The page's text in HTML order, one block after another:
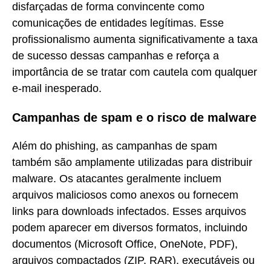
disfarçadas de forma convincente como
comunicações de entidades legítimas. Esse
profissionalismo aumenta significativamente a taxa
de sucesso dessas campanhas e reforça a
importância de se tratar com cautela com qualquer
e-mail inesperado.
Campanhas de spam e o risco de malware
Além do phishing, as campanhas de spam
também são amplamente utilizadas para distribuir
malware. Os atacantes geralmente incluem
arquivos maliciosos como anexos ou fornecem
links para downloads infectados. Esses arquivos
podem aparecer em diversos formatos, incluindo
documentos (Microsoft Office, OneNote, PDF),
arquivos compactados (ZIP, RAR), executáveis ou